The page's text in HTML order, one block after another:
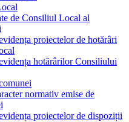
de Consiliul Local al
proiectelor de hotărâri
hotărârilor Consiliului
normativ emise de
proiectelor de dispoziții